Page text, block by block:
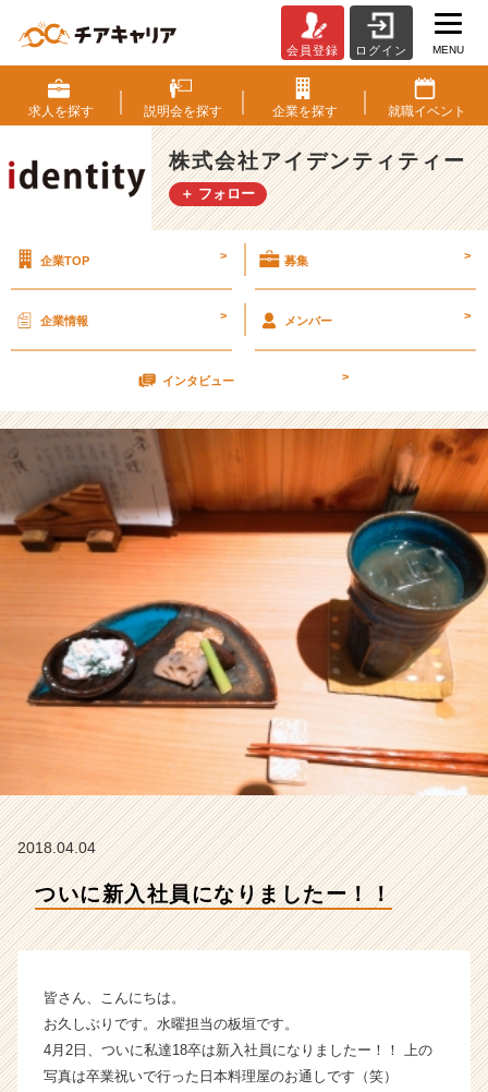
い
に
新
入
社
員
ま
ー！！
【株
会
イ
デ
ン
テ
ィ
ー
の
タ
イ
ム
イ
ン
チ
ー・
企
業
か
会員登録 ログイン MENU
求人を探す 説明会を探す 企業を探す 就職イベント
株式会社アイデンティティー
＋ フォロー
企業TOP > 募集 >
企業情報 > メンバー >
インタビュー >
2018.04.04
ついに新入社員になりましたー！！
皆さん、こんにちは。
お久しぶりです。水曜担当の板垣です。
4月2日、ついに私達18卒は新入社員になりましたー！！ 上の
写真は卒業祝いで行った日本料理屋のお通しです（笑）